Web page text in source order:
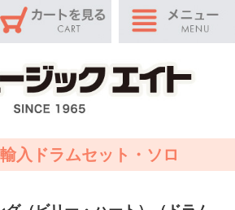
入ドラムセット・ソロ